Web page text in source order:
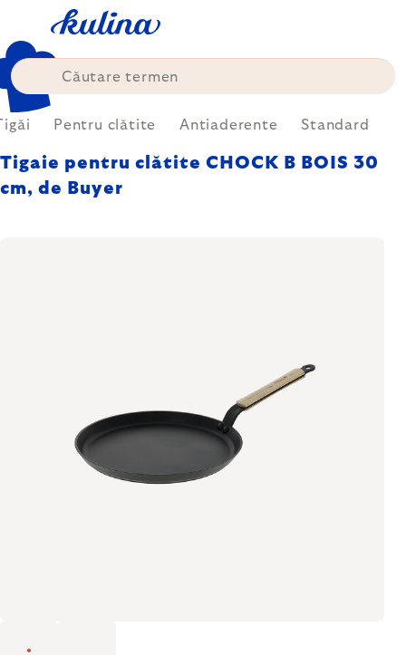
conținut
Pentru clătite Antiaderente Standard
Tigaie pentru clătite CHOCK B BOIS 30
cm, de Buyer